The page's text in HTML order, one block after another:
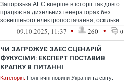
Запорізька АЕС вперше в історії так довго
працює на дизельних генераторах без
зовнішнього електропостачання, оскільки
росіяни не дають відновити живле...
09.10.2025, 11:37 • 260 • 0
ЧИ ЗАГРОЖУЄ ЗАЕС СЦЕНАРІЙ
ФУКУСІМИ: ЕКСПЕРТ ПОСТАВИВ
КРАПКУ В ПИТАННІ
Категорія: Політичні новини України та світу: